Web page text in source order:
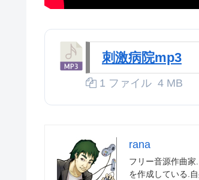
刺激病院mp3
1 ファイル 4 MB
rana
フリー音源作曲
を作成している.